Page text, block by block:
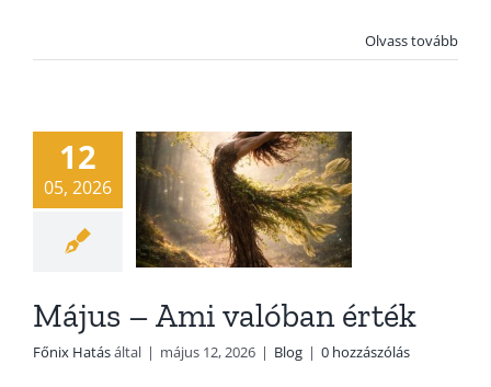
Olvass tovább
12
05, 2026
Blog
Május – Ami valóban érték
Főnix Hatásáltal | május 12, 2026 | Blog | 0 hozzászólás